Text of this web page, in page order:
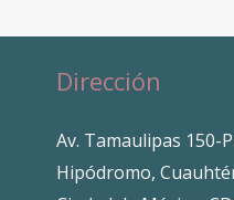
Dirección
Av. Tamaulipas 150-
Hipódromo,